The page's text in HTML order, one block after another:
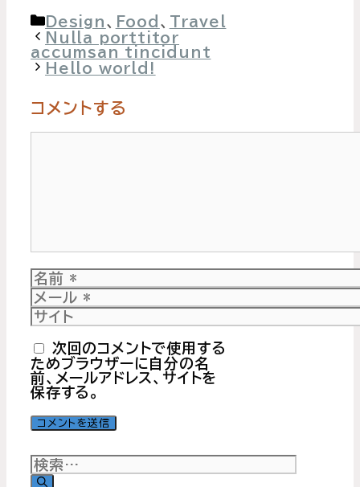
カ
テ
ゴ
リ
ー
Design 、 Food 、
Travel
Nulla porttitor
accumsan tincidunt
Hello world!
コメントする
名
前
メ
ー
ル
サ
イ
ト
次回のコメントで使用する
ためブラウザーに自分の名
前、メールアドレス、サイトを
保存する。
検
索: